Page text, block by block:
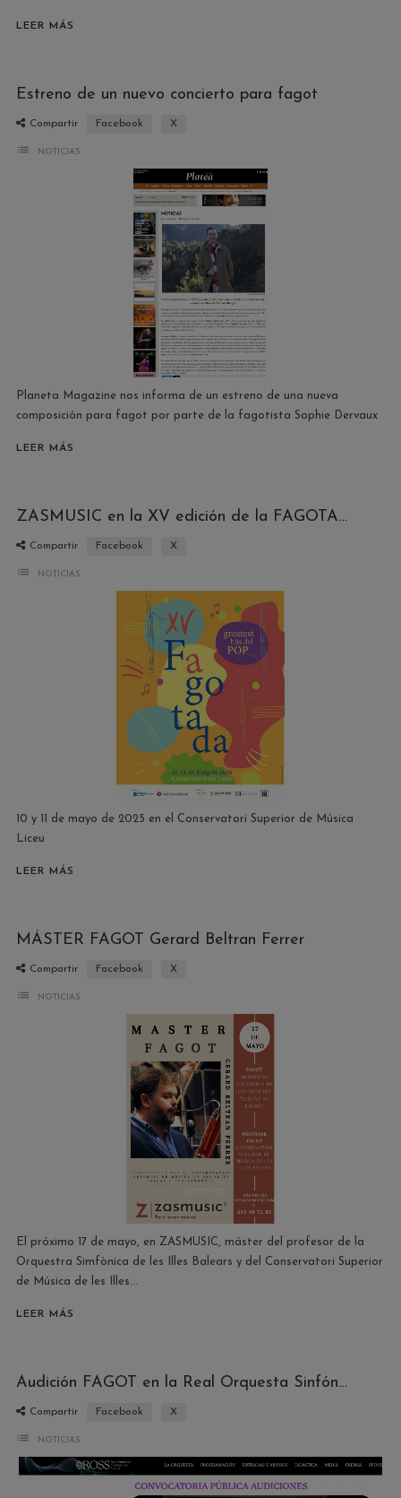
LEER MÁS
Estreno de un nuevo concierto para fagot
Compartir Facebook X
list NOTICIAS
Planeta Magazine nos informa de un estreno de una nueva
composición para fagot por parte de la fagotista Sophie Dervaux
LEER MÁS
ZASMUSIC en la XV edición de la FAGOTADA
Compartir Facebook X
list NOTICIAS
10 y 11 de mayo de 2025 en el Conservatori Superior de Música
Liceu
LEER MÁS
MÁSTER FAGOT Gerard Beltran Ferrer
Compartir Facebook X
list NOTICIAS
El próximo 17 de mayo, en ZASMUSIC, máster del profesor de la
Orquestra Simfònica de les Illes Balears y del Conservatori Superior
de Música de les Illes...
LEER MÁS
Audición FAGOT en la Real Orquesta Sinfónica de Sevilla
Compartir Facebook X
list NOTICIAS